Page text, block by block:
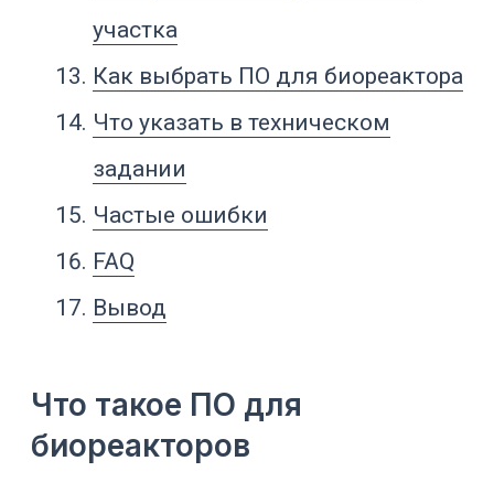
Биореактор работает с живой
системой. Клетки, микроорганизмы,
клетки насекомых, дрожжи, бактерии,
клеточные культуры и вирусные
системы чувствительны к среде.
Изменение температуры, pH,
кислорода, уровня пены, подачи
перемешивания может изменить рост,
профиль примесей и стабильность
Поэтому ПО для биореактора должно
решать задачу удерживать
биопроцесс в технологическом окне,
помогать оператору вести